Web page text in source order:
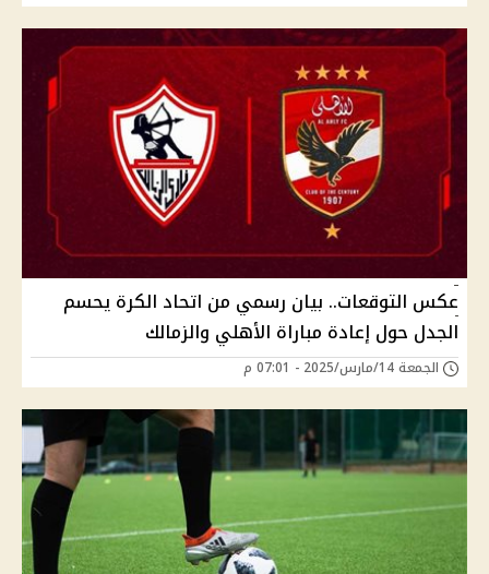
عكس التوقعات.. بيان رسمي من اتحاد الكرة يحسم
الجدل حول إعادة مباراة الأهلي والزمالك
الجمعة 14/مارس/2025 - 07:01 م